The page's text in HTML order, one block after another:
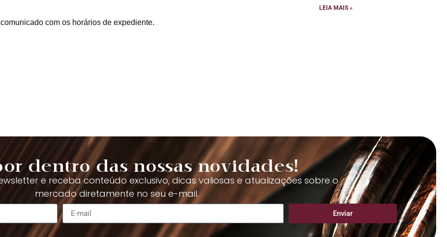
com os horários de expediente.
LEIA MAIS »
dentro das nossas novidades!
e receba conteúdo exclusivo, dicas valiosas e atualizações sobre o
mercado diretamente no seu e-mail.
Enviar